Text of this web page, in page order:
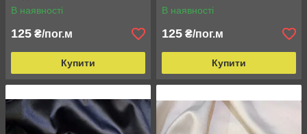
В наявності
125 ₴/пог.м
Купити
В наявності
125 ₴/пог.м
Купити